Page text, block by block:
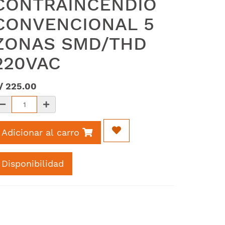
5
SMD/THD
225.00
Adicionar al carro
Disponibilidad